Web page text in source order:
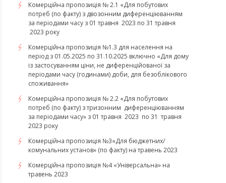
Комерційна пропозиція № 2.1 «Для побутових
потреб (по факту) з двозонним диференціюванням
за періодами часу з 01 травня 2023 по 31 травня
2023 року
Комерційна пропозиція №1.3 для населення на
період з 01.05.2025 по 31.10.2025 включно «Для дому
із застосуванням ціни, не диференційованої за
періодами часу (годинами) доби, для безоблікового
споживання»
Комерційна пропозиція № 2.2 «Для побутових
потреб (по факту) з тризонним диференціюванням
за періодами часу» з 01 травня 2023 по 31 травня
2023 року
​​​​​​​Комерційна пропозиція №3«Для бюджетних/
комунальних установ» (по факту) на травень 2023
Комерційна пропозиція №4 «Універсальна» на
травень 2023